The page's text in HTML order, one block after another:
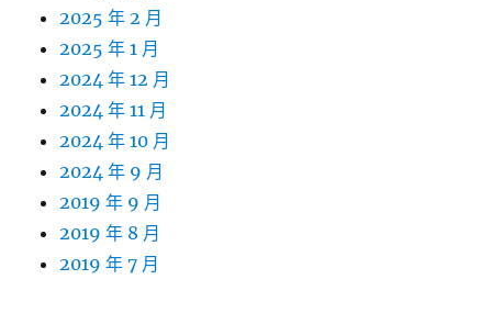
2025 年 2 月
2025 年 1 月
2024 年 12 月
2024 年 11 月
2024 年 10 月
2024 年 9 月
2019 年 9 月
2019 年 8 月
2019 年 7 月